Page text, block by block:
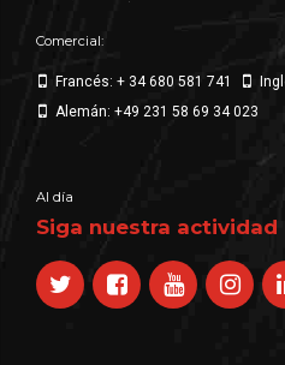
Comercial:
Francés: + 34 680 581 741
Alemán: +49 231 58 69 34 023
Al día
Siga nuestra actividad